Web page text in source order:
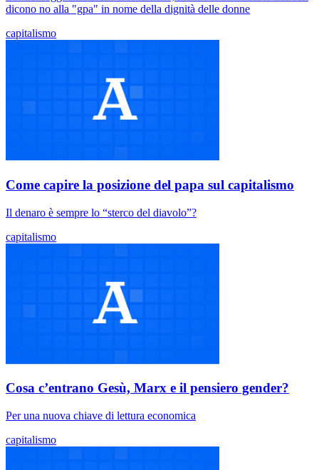
dicono no alla "gpa" in nome della dignità delle donne
capitalismo
Come capire la posizione del papa sul capitalismo
Il denaro è sempre lo “sterco del diavolo”?
capitalismo
Cosa c’entrano Gesù, Marx e il pensiero gender?
Per una nuova chiave di lettura economica
capitalismo